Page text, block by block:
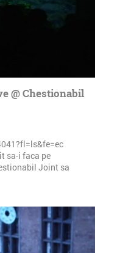
@ Chestionabil
sa-i faca pe
Joint sa